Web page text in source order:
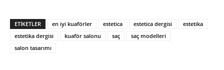
ETIKETLER en iyi kuaförler estetica estetica dergisi
estetika
estetika dergisi
kuaför salonu saç
saç modelleri
salon tasarımı